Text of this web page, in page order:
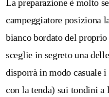
La preparazione è molto
campeggiatore posiziona
bianco bordato del
sceglie in segreto una
disporrà in modo casuale
con la tenda) sui tondini a